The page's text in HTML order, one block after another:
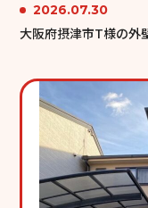
2026.07.30
大阪府摂津市T様の外